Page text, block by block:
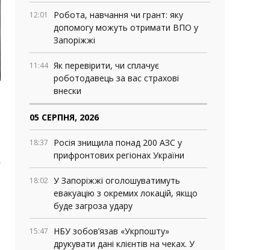
12:01
Робота, навчання чи грант: яку
допомогу можуть отримати ВПО у
Запоріжжі
11:44 Як перевірити, чи сплачує
роботодавець за вас страхові
внески
05 СЕРПНЯ, 2026
18:37
Росія знищила понад 200 АЗС у
прифронтових регіонах України
18:02 У Запоріжжі оголошуватимуть
евакуацію з окремих локацій, якщо
буде загроза удару
15:47
НБУ зобов’язав «Укрпошту»
друкувати дані клієнтів на чеках. У